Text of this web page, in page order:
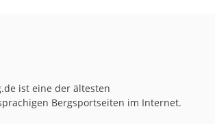
ist eine der ältesten
Bergsportseiten im Internet.